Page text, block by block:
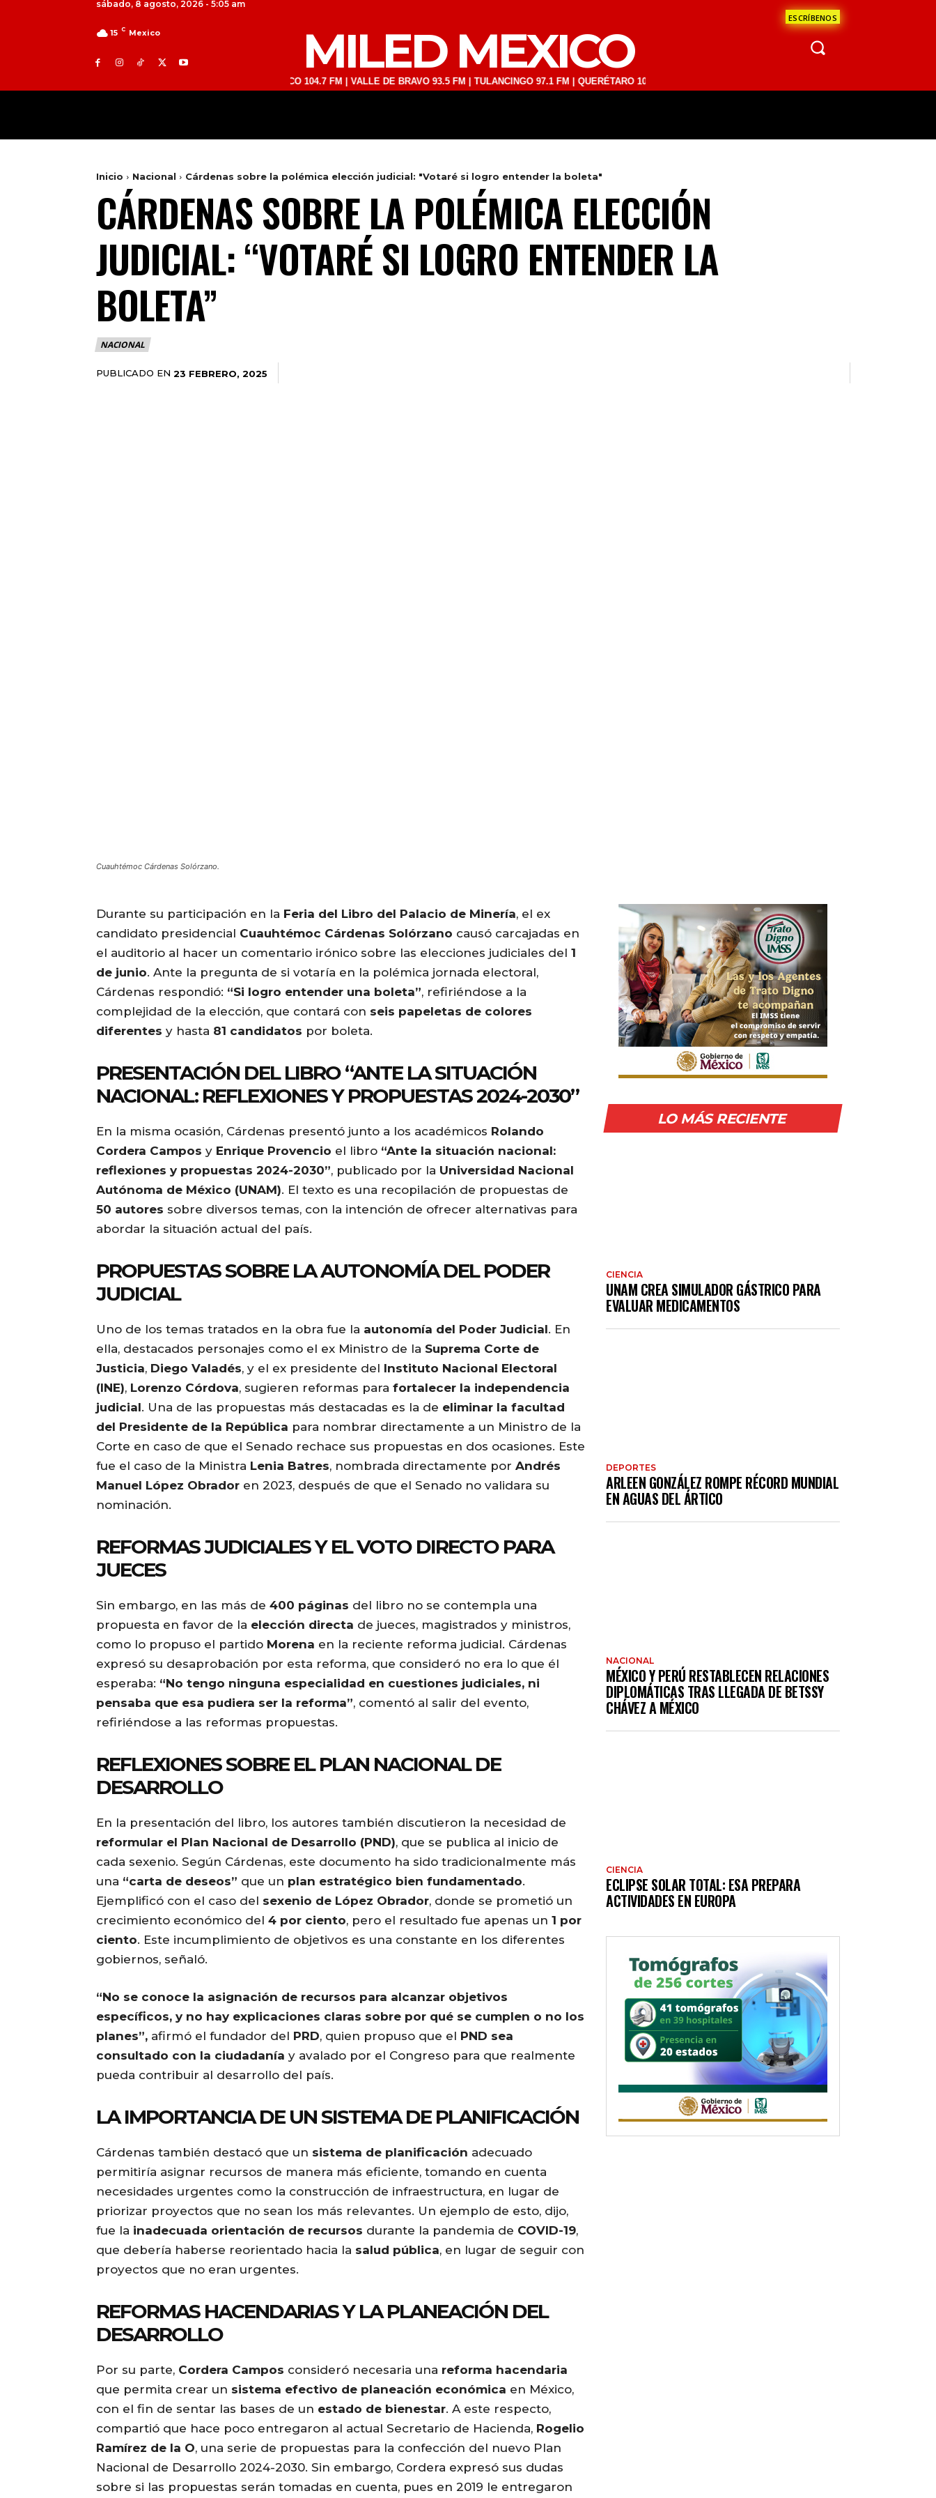
sábado, 8 agosto, 2026 - 5:05 am
ESCRÍBENOS
15 C Mexico MILED MEXICO
TOLUCA 98.9 FM | ATLACOMULCO 104.7 FM | VALLE DE BRAVO 93.5 FM | TULANCINGO 97.1 FM | QUERÉTARO 103.1 FM | SAN JUAN DEL RÍO 93.1 FM | GUADALAJARA 1510 AM | LA
Inicio Nacional Cárdenas sobre la polémica elección judicial: "Votaré si logro entender la boleta"
CÁRDENAS SOBRE LA POLÉMICA ELECCIÓN
JUDICIAL: “VOTARÉ SI LOGRO ENTENDER LA
BOLETA”
NACIONAL
PUBLICADO EN 23 FEBRERO, 2025
Cuauhtémoc Cárdenas Solórzano.
Durante su participación en la Feria del Libro del Palacio de Minería, el ex
candidato presidencial Cuauhtémoc Cárdenas Solórzano causó carcajadas en
el auditorio al hacer un comentario irónico sobre las elecciones judiciales del 1
de junio. Ante la pregunta de si votaría en la polémica jornada electoral,
Cárdenas respondió: “Si logro entender una boleta”, refiriéndose a la
complejidad de la elección, que contará con seis papeletas de colores
diferentes y hasta 81 candidatos por boleta.
PRESENTACIÓN DEL LIBRO “ANTE LA SITUACIÓN
NACIONAL: REFLEXIONES Y PROPUESTAS 2024-2030”
En la misma ocasión, Cárdenas presentó junto a los académicos Rolando
Cordera Campos y Enrique Provencio el libro “Ante la situación nacional:
reflexiones y propuestas 2024-2030”, publicado por la Universidad Nacional
Autónoma de México (UNAM). El texto es una recopilación de propuestas de
50 autores sobre diversos temas, con la intención de ofrecer alternativas para
abordar la situación actual del país.
PROPUESTAS SOBRE LA AUTONOMÍA DEL PODER
JUDICIAL
Uno de los temas tratados en la obra fue la autonomía del Poder Judicial. En
ella, destacados personajes como el ex Ministro de la Suprema Corte de
Justicia, Diego Valadés, y el ex presidente del Instituto Nacional Electoral
(INE), Lorenzo Córdova, sugieren reformas para fortalecer la independencia
judicial. Una de las propuestas más destacadas es la de eliminar la facultad
del Presidente de la República para nombrar directamente a un Ministro de la
Corte en caso de que el Senado rechace sus propuestas en dos ocasiones. Este
fue el caso de la Ministra Lenia Batres, nombrada directamente por Andrés
Manuel López Obrador en 2023, después de que el Senado no validara su
nominación.
REFORMAS JUDICIALES Y EL VOTO DIRECTO PARA
JUECES
Sin embargo, en las más de 400 páginas del libro no se contempla una
propuesta en favor de la elección directa de jueces, magistrados y ministros,
como lo propuso el partido Morena en la reciente reforma judicial. Cárdenas
expresó su desaprobación por esta reforma, que consideró no era lo que él
esperaba: “No tengo ninguna especialidad en cuestiones judiciales, ni
pensaba que esa pudiera ser la reforma”, comentó al salir del evento,
refiriéndose a las reformas propuestas.
REFLEXIONES SOBRE EL PLAN NACIONAL DE
DESARROLLO
En la presentación del libro, los autores también discutieron la necesidad de
reformular el Plan Nacional de Desarrollo (PND), que se publica al inicio de
cada sexenio. Según Cárdenas, este documento ha sido tradicionalmente más
una “carta de deseos” que un plan estratégico bien fundamentado.
Ejemplificó con el caso del sexenio de López Obrador, donde se prometió un
crecimiento económico del 4 por ciento, pero el resultado fue apenas un 1 por
ciento. Este incumplimiento de objetivos es una constante en los diferentes
gobiernos, señaló.
“No se conoce la asignación de recursos para alcanzar objetivos
específicos, y no hay explicaciones claras sobre por qué se cumplen o no los
planes”, afirmó el fundador del PRD, quien propuso que el PND sea
consultado con la ciudadanía y avalado por el Congreso para que realmente
pueda contribuir al desarrollo del país.
LA IMPORTANCIA DE UN SISTEMA DE PLANIFICACIÓN
Cárdenas también destacó que un sistema de planificación adecuado
permitiría asignar recursos de manera más eficiente, tomando en cuenta
necesidades urgentes como la construcción de infraestructura, en lugar de
priorizar proyectos que no sean los más relevantes. Un ejemplo de esto, dijo,
fue la inadecuada orientación de recursos durante la pandemia de COVID-19,
que debería haberse reorientado hacia la salud pública, en lugar de seguir con
proyectos que no eran urgentes.
REFORMAS HACENDARIAS Y LA PLANEACIÓN DEL
DESARROLLO
Por su parte, Cordera Campos consideró necesaria una reforma hacendaria
que permita crear un sistema efectivo de planeación económica en México,
con el fin de sentar las bases de un estado de bienestar. A este respecto,
compartió que hace poco entregaron al actual Secretario de Hacienda, Rogelio
Ramírez de la O, una serie de propuestas para la confección del nuevo Plan
Nacional de Desarrollo 2024-2030. Sin embargo, Cordera expresó sus dudas
sobre si las propuestas serán tomadas en cuenta, pues en 2019 le entregaron
LO MÁS RECIENTE
CIENCIA
UNAM CREA SIMULADOR GÁSTRICO PARA
EVALUAR MEDICAMENTOS
DEPORTES
ARLEEN GONZÁLEZ ROMPE RÉCORD MUNDIAL
EN AGUAS DEL ÁRTICO
NACIONAL
MÉXICO Y PERÚ RESTABLECEN RELACIONES
DIPLOMÁTICAS TRAS LLEGADA DE BETSSY
CHÁVEZ A MÉXICO
CIENCIA
ECLIPSE SOLAR TOTAL: ESA PREPARA
ACTIVIDADES EN EUROPA